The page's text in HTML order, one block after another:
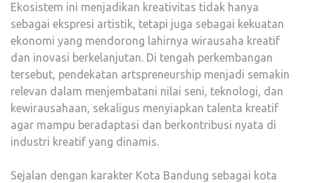
Ekosistem ini menjadikan kreativitas tidak hanya
sebagai ekspresi artistik, tetapi juga sebagai kekuatan
ekonomi yang mendorong lahirnya wirausaha kreatif
dan inovasi berkelanjutan. Di tengah perkembangan
tersebut, pendekatan artspreneurship menjadi semakin
relevan dalam menjembatani nilai seni, teknologi, dan
kewirausahaan, sekaligus menyiapkan talenta kreatif
agar mampu beradaptasi dan berkontribusi nyata di
industri kreatif yang dinamis.
Sejalan dengan karakter Kota Bandung sebagai kota